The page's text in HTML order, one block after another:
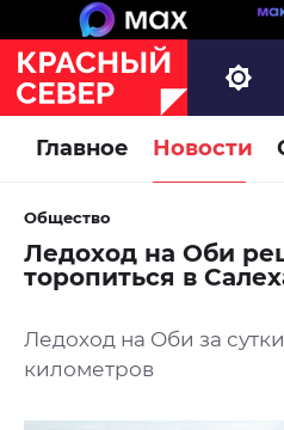
Главное Новости
Общество
Ледоход на Оби
торопиться в
Ледоход на Оби за
километров